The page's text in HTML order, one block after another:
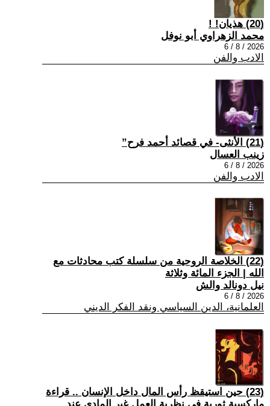
(20) هذيان! !
محمد الزهراوي أبو نوفل
2026 / 8 / 6
الادب والفن
(21) الأنثى- في قصائد أحمد فرح”
زينب العسال
2026 / 8 / 6
الادب والفن
(22) الخلاصة الروحية من سلسلة كتب محادثات مع
الله | الجزء المائة وثلاثة
نيل دونالد والش
2026 / 8 / 6
العلمانية، الدين السياسي ونقد الفكر الديني
(23) حين استيقظ رأس المال داخل الإنسان .. قراءة